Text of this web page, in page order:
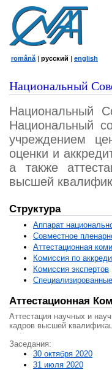
română | русский | english
Национальный
Национальный
Национальный
учреждением
оценки и
а также
высшей
Структура
Аппарат
Совместное
Аттестационная
Комиссия по
Комиссия экспертов
Аттестационная
Аттестация научных и
кадров высшей
Заседания:
30 октября 2020
31 июля 2020